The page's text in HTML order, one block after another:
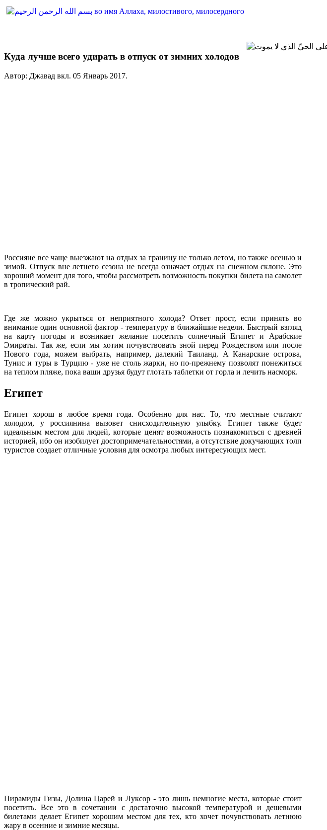
Куда лучше всего удирать в отпуск от зимних холодов
Автор: Джавад вкл. 05 Январь 2017.
Россияне все чаще выезжают на отдых за границу не только летом, но также осенью и
зимой. Отпуск вне летнего сезона не всегда означает отдых на снежном склоне. Это
хороший момент для того, чтобы рассмотреть возможность покупки билета на самолет
в тропический рай.
Где же можно укрыться от неприятного холода? Ответ прост, если принять во
внимание один основной фактор - температуру в ближайшие недели. Быстрый взгляд
на карту погоды и возникает желание посетить солнечный Египет и Арабские
Эмираты. Так же, если мы хотим почувствовать зной перед Рождеством или после
Нового года, можем выбрать, например, далекий Таиланд. А Канарские острова,
Тунис и туры в Турцию - уже не столь жарки, но по-прежнему позволят понежиться
на теплом пляже, пока ваши друзья будут глотать таблетки от горла и лечить насморк.
Египет
Египет хорош в любое время года. Особенно для нас. То, что местные считают
холодом, у россиянина вызовет снисходительную улыбку. Египет также будет
идеальным местом для людей, которые ценят возможность познакомиться с древней
историей, ибо он изобилует достопримечательностями, а отсутствие докучающих толп
туристов создает отличные условия для осмотра любых интересующих мест.
Пирамиды Гизы, Долина Царей и Луксор - это лишь немногие места, которые стоит
посетить. Все это в сочетании с достаточно высокой температурой и дешевыми
билетами делает Египет хорошим местом для тех, кто хочет почувствовать летнюю
жару в осенние и зимние месяцы.